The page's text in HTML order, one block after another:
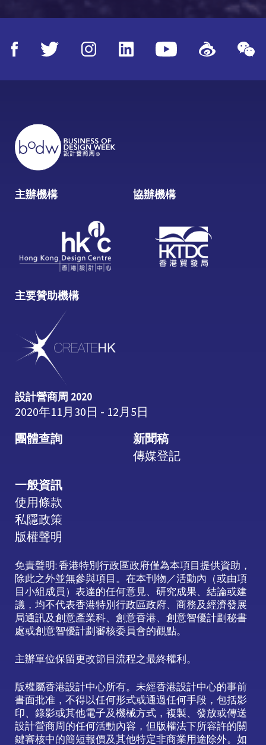
主辦機構 協辦機構
主要贊助機構
設計營商周 2020
2020年11月30日 - 12月5日
團體查詢
新聞稿
傳媒登記
一般資訊
使用條款
私隱政策
版權聲明
免責聲明: 香港特別行政區政府僅為本項目提供資助，
除此之外並無參與項目。在本刊物／活動內（或由項
目小組成員）表達的任何意見、研究成果、結論或建
議，均不代表香港特別行政區政府、商務及經濟發展
局通訊及創意產業科、創意香港、創意智優計劃秘書
處或創意智優計劃審核委員會的觀點。
主辦單位保留更改節目流程之最終權利。
版權屬香港設計中心所有。未經香港設計中心的事前
書面批准，不得以任何形式或通過任何手段，包括影
印、錄影或其他電子及機械方式，複製、發放或傳送
設計營商周的任何活動內容，但版權法下所容許的關
鍵審核中的簡短報價及其他特定非商業用途除外。如